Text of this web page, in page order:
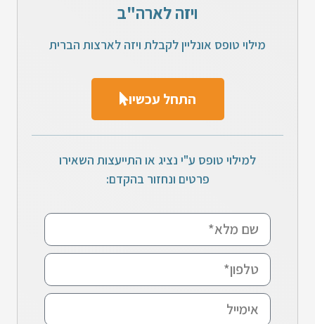
ויזה לארה"ב
מילוי טופס אונליין לקבלת ויזה לארצות הברית
התחל עכשיו
למילוי טופס ע"י נציג או התייעצות השאירו
פרטים ונחזור בהקדם: